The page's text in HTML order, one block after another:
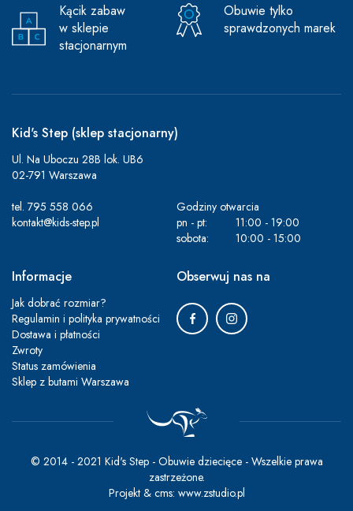
Kącik zabaw
w sklepie
stacjonarnym
Obuwie tylko
sprawdzonych marek
Kid's Step (sklep stacjonarny)
Ul. Na Uboczu 28B lok. UB6
02-791 Warszawa
tel. 795 558 066
kontakt@kids-step.pl
Godziny otwarcia
pn - pt:
11:00 - 19:00
sobota:
10:00 - 15:00
Informacje
Jak dobrać rozmiar?
Regulamin i polityka prywatności
Dostawa i płatności
Zwroty
Status zamówienia
Sklep z butami Warszawa
Obserwuj nas na
© 2014 - 2021 Kid's Step - Obuwie dziecięce - Wszelkie prawa
zastrzeżone.
Projekt & cms: www.zstudio.pl